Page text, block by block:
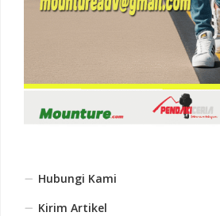
Hubungi Kami
Kirim Artikel